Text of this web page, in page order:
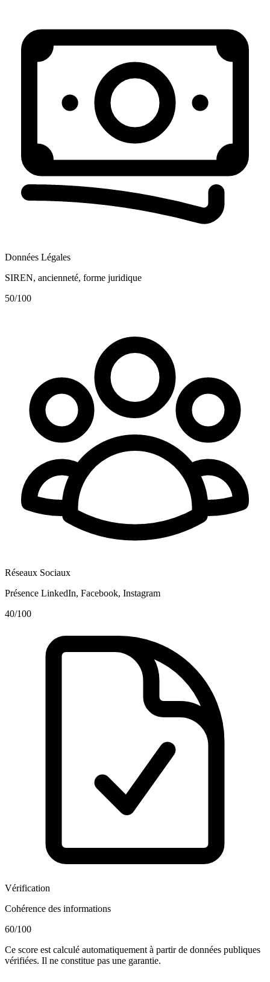
Données Légales
SIREN, ancienneté, forme juridique
50/100
Réseaux Sociaux
Présence LinkedIn, Facebook, Instagram
40/100
Vérification
Cohérence des informations
60/100
Ce score est calculé automatiquement à partir de données publiques
vérifiées. Il ne constitue pas une garantie.